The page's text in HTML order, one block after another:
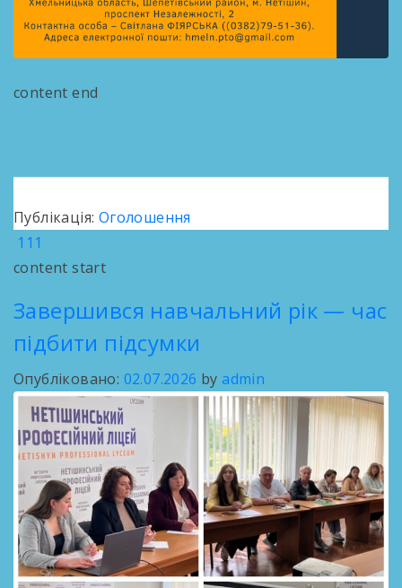
content end
Публікація: Оголошення
111
content start
Завершився навчальний рік — час
підбити підсумки
Опубліковано: 02.07.2026 by admin